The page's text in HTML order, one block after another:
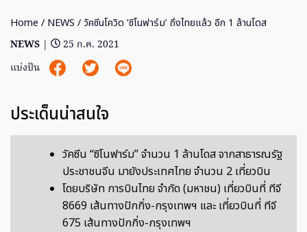
Home / NEWS / วัคซีนโควิด ‘ซิโนฟาร์ม’ ถึงไทยแล้ว อีก 1 ล้านโดส
NEWS |
25 ก.ค. 2021
แบ่งปัน
ประเด็นน่าสนใจ
วัคซีน “ซิโนฟาร์ม” จำนวน 1 ล้านโดส จากสาธารณรัฐ
ประชาชนจีน มายังประเทศไทย จำนวน 2 เที่ยวบิน
โดยบริษัท การบินไทย จำกัด (มหาชน) เที่ยวบินที่ ทีจี
8669 เส้นทางปักกิ่ง-กรุงเทพฯ และ เที่ยวบินที่ ทีจี
675 เส้นทางปักกิ่ง-กรุงเทพฯ